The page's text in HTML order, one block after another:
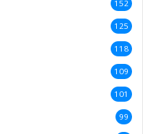
152
125
118
109
101
99